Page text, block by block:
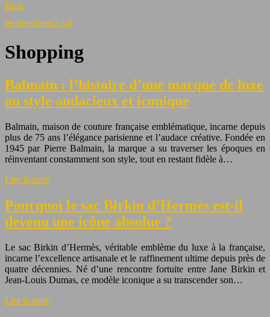
Blog
be-developer2-v4
Shopping
Balmain : l’histoire d’une marque de luxe
au style audacieux et iconique
Balmain, maison de couture française emblématique, incarne depuis
plus de 75 ans l’élégance parisienne et l’audace créative. Fondée en
1945 par Pierre Balmain, la marque a su traverser les époques en
réinventant constamment son style, tout en restant fidèle à…
Lire la suite
Pourquoi le sac Birkin d’Hermès est-il
devenu une icône absolue ?
Le sac Birkin d’Hermès, véritable emblème du luxe à la française,
incarne l’excellence artisanale et le raffinement ultime depuis près de
quatre décennies. Né d’une rencontre fortuite entre Jane Birkin et
Jean-Louis Dumas, ce modèle iconique a su transcender son…
Lire la suite